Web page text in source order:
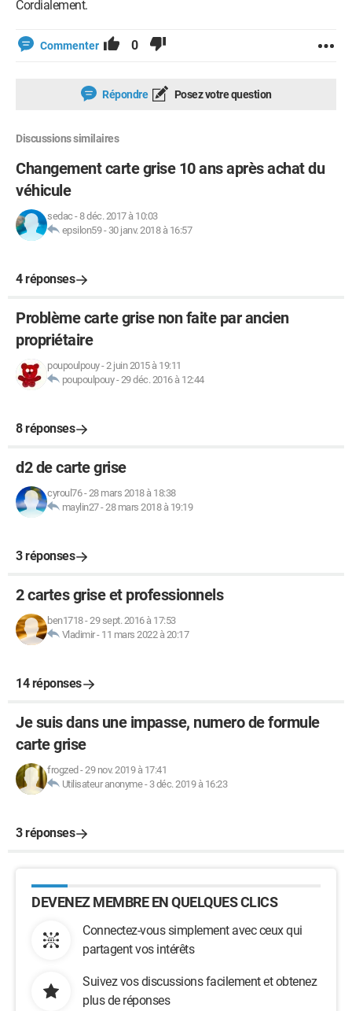
Cordialement.
Commenter 0
Répondre Posez votre question
Discussions similaires
Changement carte grise 10 ans après achat du
véhicule
sedac -8 déc. 2017 à 10:03
epsilon59- 30 janv. 2018 à 16:57
4 réponses
Problème carte grise non faite par ancien
propriétaire
poupoulpouy-2 juin 2015 à 19:11
poupoulpouy-29 déc. 2016 à 12:44
8 réponses
d2 de carte grise
cyroul76-28 mars 2018 à 18:38
maylin27-28 mars 2018 à 19:19
3 réponses
2 cartes grise et professionnels
ben1718-29 sept. 2016 à 17:53
Vladimir- 11 mars 2022 à 20:17
14 réponses
Je suis dans une impasse, numero de formule
carte grise
frogzed -29 nov. 2019 à 17:41
Utilisateur anonyme- 3 déc. 2019 à 16:23
3 réponses
DEVENEZ MEMBRE EN QUELQUES CLICS
Connectez-vous simplement avec ceux qui
partagent vos intérêts
Suivez vos discussions facilement et obtenez
plus de réponses